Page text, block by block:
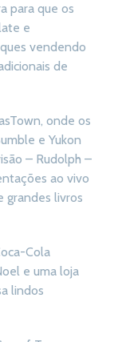
para que os
e
vendendo
de
onde os
e Yukon
– Rudolph –
ao vivo
grandes livros
Cola
e uma loja
lindos